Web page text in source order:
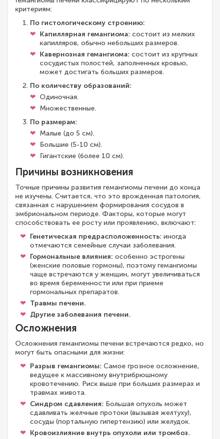
критериям:
По гистологическому строению:
Капиллярная гемангиома: состоит из мелких
капилляров, обычно небольших размеров.
Кавернозная гемангиома: состоит из крупных
сосудистых полостей, заполненных кровью,
может достигать больших размеров.
По количеству образований:
Одиночная.
Множественные.
По размерам:
Малые (до 5 см).
Большие (5-10 см).
Гигантские (более 10 см).
Причины возникновения
Точные причины развития гемангиомы печени до конца
не изучены. Считается, что это врожденная патология,
связанная с нарушением формирования сосудов в
эмбриональном периоде. Факторы, которые могут
способствовать ее росту или проявлению, включают:
Генетическая предрасположенность: иногда
отмечаются семейные случаи заболевания.
Гормональные влияния: особенно эстрогены
(женские половые гормоны), поэтому гемангиомы
чаще встречаются у женщин, могут увеличиваться
во время беременности или при приеме
гормональных препаратов.
Травмы печени.
Другие заболевания печени.
Осложнения
Осложнения гемангиомы печени встречаются редко, но
могут быть опасными для жизни:
Разрыв гемангиомы: Самое грозное осложнение,
ведущее к массивному внутрибрюшному
кровотечению. Риск выше при больших размерах и
травмах живота.
Синдром сдавления: Большая опухоль может
сдавливать желчные протоки (вызывая желтуху),
сосуды (портальную гипертензию) или желудок.
Кровоизлияние внутрь опухоли или тромбоз.